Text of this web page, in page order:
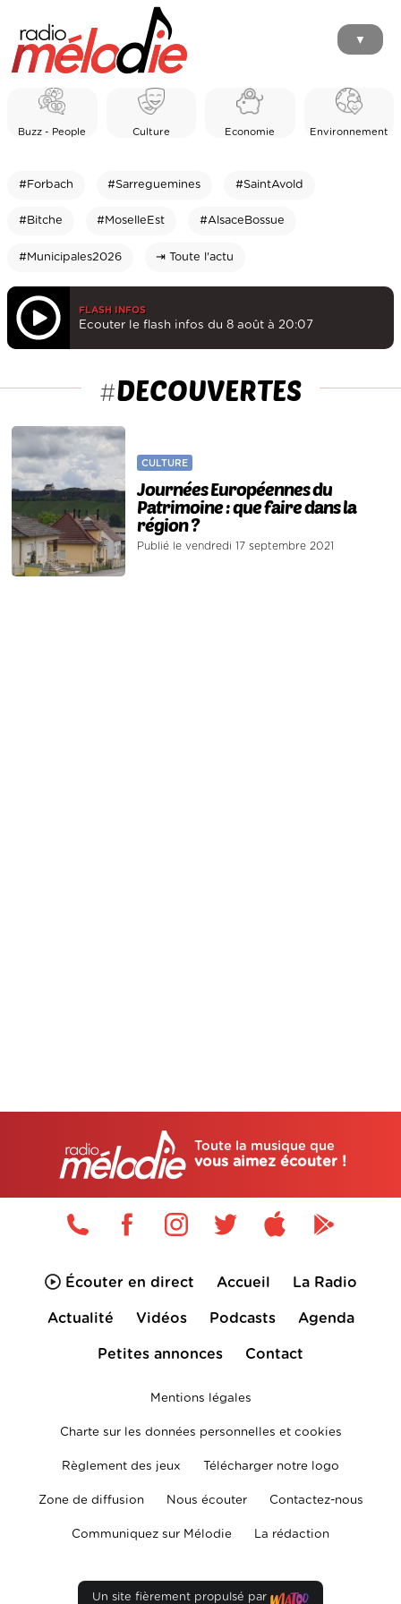
▼
Buzz - People Culture Economie Environnement
#Forbach #Sarreguemines #SaintAvold
#Bitche #MoselleEst #AlsaceBossue
#Municipales2026 ⇥ Toute l'actu
FLASH INFOS
Ecouter le flash infos du 8 août à 20:07
#DECOUVERTES
CULTURE
Journées Européennes du
Patrimoine : que faire dans la
région ?
Publié le vendredi 17 septembre 2021
Toute la musique que
vous aimez écouter !
Écouter en direct Accueil La Radio
Actualité Vidéos Podcasts Agenda
Petites annonces Contact
Mentions légales
Charte sur les données personnelles et cookies
Règlement des jeux Télécharger notre logo
Zone de diffusion Nous écouter Contactez-nous
Communiquez sur Mélodie La rédaction
Un site fièrement propulsé par